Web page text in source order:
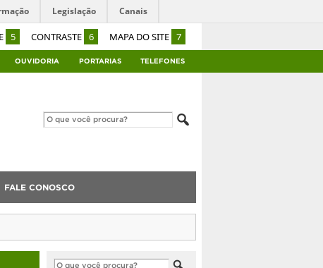
5 CONTRASTE 6 MAPA DO SITE 7
Legislação Canais
OUVIDORIA PORTARIAS TELEFONES
FALE CONOSCO